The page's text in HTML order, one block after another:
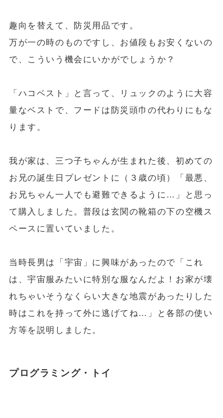
趣向を替えて、防災用品です。
万が一の時のものですし、お値段もお安くないの
で、こういう機会にいかがでしょうか？
「ハコベスト」と言って、リュックのように大容
量なベストで、フードは防災頭巾の代わりにもな
ります。
我が家は、三つ子ちゃんが生まれた後、初めての
お兄の誕生日プレゼントに（３歳の頃）「最悪、
お兄ちゃん一人でも避難できるように…」と思っ
て購入しました。普段は玄関の靴箱の下の空機ス
ペースに置いていました。
当時長男は「宇宙」に興味があったので「これ
は、宇宙服みたいに特別な服なんだよ！お家が壊
れちゃいそうなくらい大きな地震があったりした
時はこれを持って外に逃げてね…」と各部の使い
方等を説明しました。
プログラミング・トイ